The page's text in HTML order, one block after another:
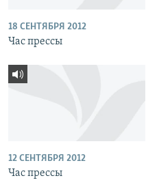
18 СЕНТЯБРЯ 2012
Час прессы
12 СЕНТЯБРЯ 2012
Час прессы